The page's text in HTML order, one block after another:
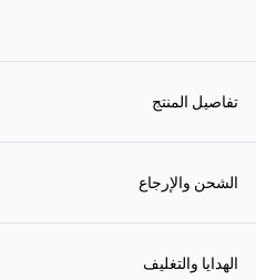
تفاصيل المنتج
الشحن والإرجاع
الهدايا والتغليف